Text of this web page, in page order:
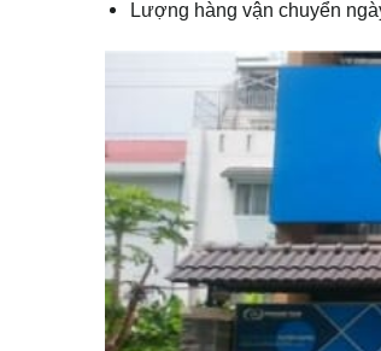
Lượng hàng vận chuyển